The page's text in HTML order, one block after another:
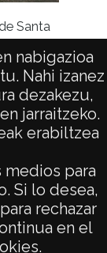
nabigazioa
Nahi izanez
dezakezu,
jarraitzeko.
erabiltzea
para
Si lo desea,
rechazar
en el
Santa